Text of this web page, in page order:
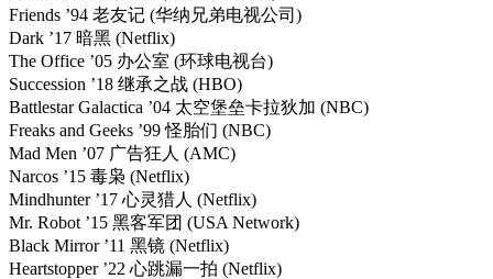
Friends ’94 老友记 (华纳兄弟电视公司)
Dark ’17 暗黑 (Netflix)
The Office ’05 办公室 (环球电视台)
Succession ’18 继承之战 (HBO)
Battlestar Galactica ’04 太空堡垒卡拉狄加 (NBC)
Freaks and Geeks ’99 怪胎们 (NBC)
Mad Men ’07 广告狂人 (AMC)
Narcos ’15 毒枭 (Netflix)
Mindhunter ’17 心灵猎人 (Netflix)
Mr. Robot ’15 黑客军团 (USA Network)
Black Mirror ’11 黑镜 (Netflix)
Heartstopper ’22 心跳漏一拍 (Netflix)